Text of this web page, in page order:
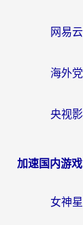
加速国内游戏